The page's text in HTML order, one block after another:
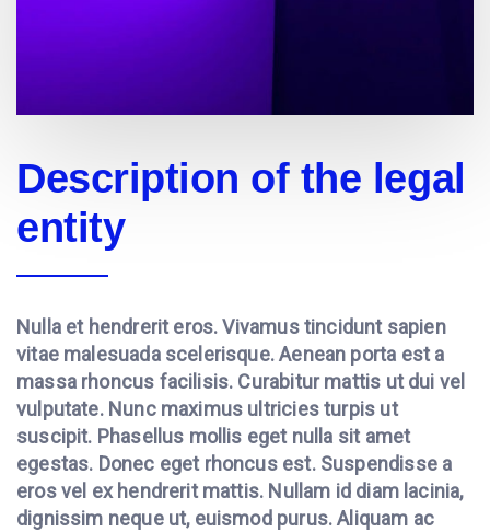
Description of the legal
entity
Nulla et hendrerit eros. Vivamus tincidunt sapien
vitae malesuada scelerisque. Aenean porta est a
massa rhoncus facilisis. Curabitur mattis ut dui vel
vulputate. Nunc maximus ultricies turpis ut
suscipit. Phasellus mollis eget nulla sit amet
egestas. Donec eget rhoncus est. Suspendisse a
eros vel ex hendrerit mattis. Nullam id diam lacinia,
dignissim neque ut, euismod purus. Aliquam ac